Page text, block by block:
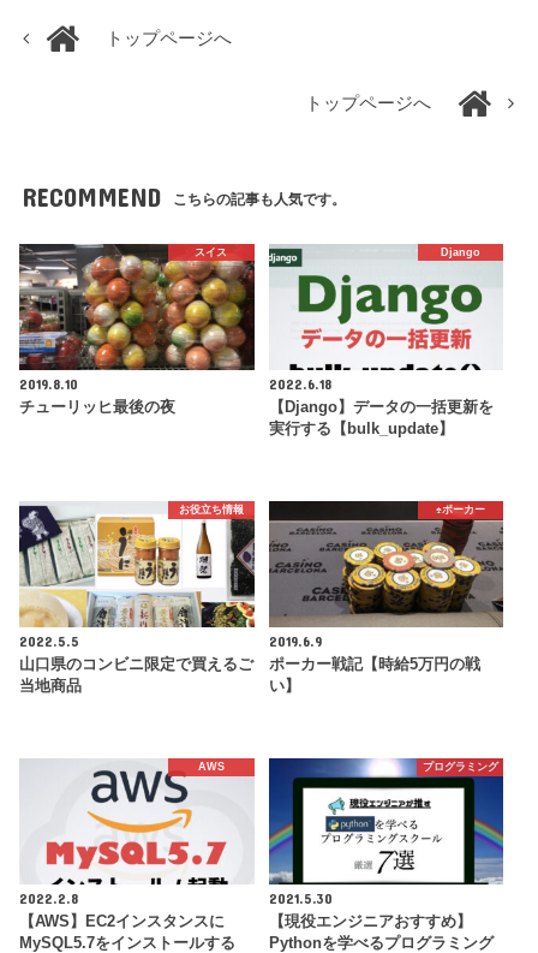
トップページへ
トップページへ
RECOMMEND こちらの記事も人気です。
スイス
2019.8.10
チューリッヒ最後の夜
Django
2022.6.18
【Django】データの一括更新を
実行する【bulk_update】
お役立ち情報
2022.5.5
山口県のコンビニ限定で買えるご
当地商品
♠️ポーカー
2019.6.9
ポーカー戦記【時給5万円の戦
い】
AWS
2022.2.8
【AWS】EC2インスタンスに
MySQL5.7をインストールする
プログラミング
2021.5.30
【現役エンジニアおすすめ】
Pythonを学べるプログラミング